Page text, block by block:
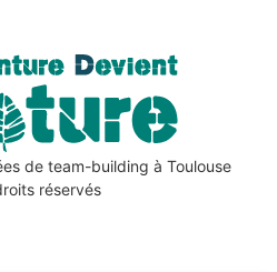
de team-building à Toulouse
réservés